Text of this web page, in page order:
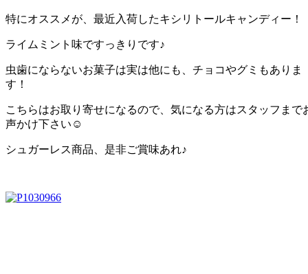
特にオススメが、最近入荷したキシリトールキャンディー！
ライムミント味ですっきりです♪
虫歯にならないお菓子は実は他にも、チョコやグミもありま
す！
こちらはお取り寄せになるので、気になる方はスタッフまで
声かけ下さい☺
シュガーレス商品、是非ご賞味あれ♪